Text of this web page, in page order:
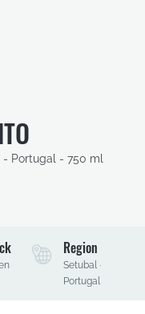
- Portugal - 750 ml
Region
Setubal ·
Portugal